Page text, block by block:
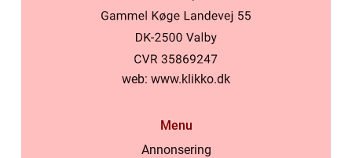
web: www.klikko.dk
Menu
Annonsering